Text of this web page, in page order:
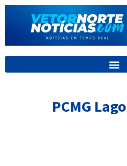
para
conteúdo
PCMG